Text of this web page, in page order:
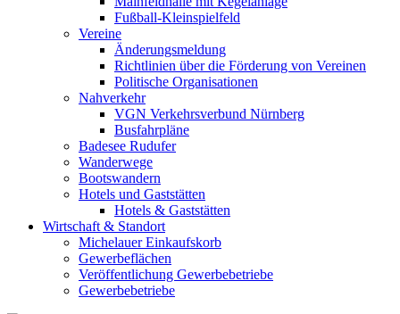
Fußball-Kleinspielfeld
Vereine
Änderungsmeldung
Richtlinien über die Förderung von Vereinen
Politische Organisationen
Nahverkehr
VGN Verkehrsverbund Nürnberg
Busfahrpläne
Badesee Rudufer
Wanderwege
Bootswandern
Hotels und Gaststätten
Hotels & Gaststätten
Wirtschaft & Standort
Michelauer Einkaufskorb
Gewerbeflächen
Veröffentlichung Gewerbebetriebe
Gewerbebetriebe